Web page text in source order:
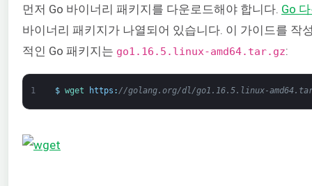
먼저 Go 바이너리 패키지를 다운로드해야 합니다. Go
바이너리 패키지가 나열되어 있습니다. 이 가이드를 작
적인 Go 패키지는 go1.16.5.linux-amd64.tar.gz:
1 $ wget https : //golang.org/dl/go1.16.5.linux-